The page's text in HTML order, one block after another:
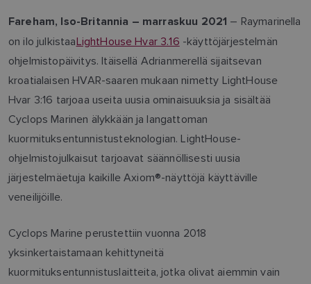
Fareham, Iso-Britannia – marraskuu 2021 – Raymarinella
on ilo julkistaaLightHouse Hvar 3.16 -käyttöjärjestelmän
ohjelmistopäivitys. Itäisellä Adrianmerellä sijaitsevan
kroatialaisen HVAR-saaren mukaan nimetty LightHouse
Hvar 3:16 tarjoaa useita uusia ominaisuuksia ja sisältää
Cyclops Marinen älykkään ja langattoman
kuormituksentunnistusteknologian. LightHouse-
ohjelmistojulkaisut tarjoavat säännöllisesti uusia
järjestelmäetuja kaikille Axiom®-näyttöjä käyttäville
veneilijöille.
Cyclops Marine perustettiin vuonna 2018
yksinkertaistamaan kehittyneitä
kuormituksentunnistuslaitteita, jotka olivat aiemmin vain